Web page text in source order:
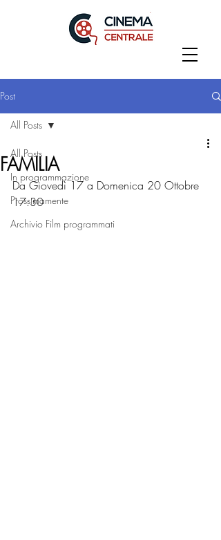
Post
All Posts
In programmazione
Prossimamente
Archivio Film programmati
All Posts
FAMILIA
Da Giovedì 17 a Domenica 20 Ottobre
17:30